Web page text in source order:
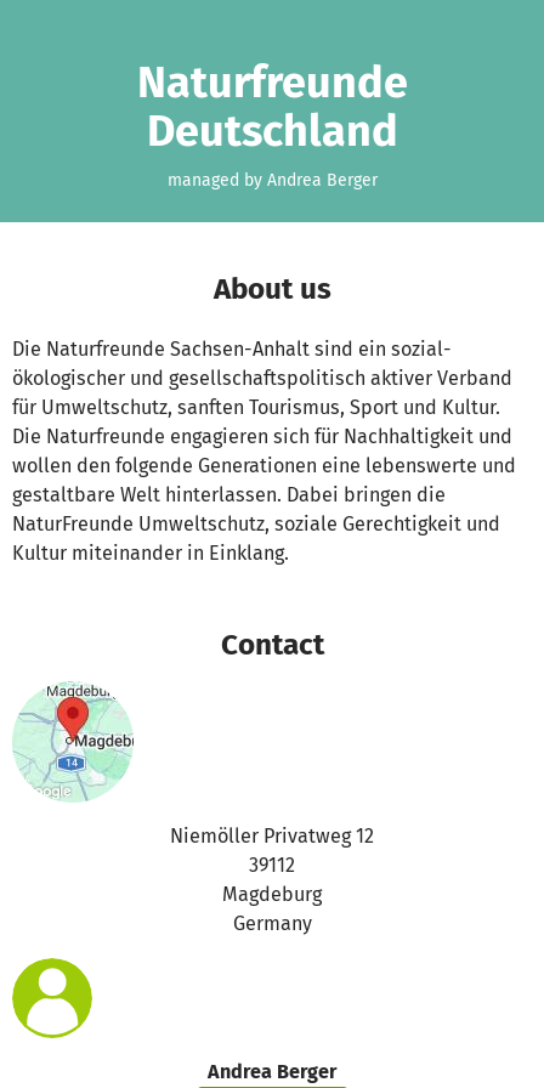
Naturfreunde
Deutschland
managed by Andrea Berger
About us
Die Naturfreunde Sachsen-Anhalt sind ein sozial-
ökologischer und gesellschaftspolitisch aktiver Verband
für Umweltschutz, sanften Tourismus, Sport und Kultur.
Die Naturfreunde engagieren sich für Nachhaltigkeit und
wollen den folgende Generationen eine lebenswerte und
gestaltbare Welt hinterlassen. Dabei bringen die
NaturFreunde Umweltschutz, soziale Gerechtigkeit und
Kultur miteinander in Einklang.
Contact
Niemöller Privatweg 12
39112
Magdeburg
Germany
Andrea Berger